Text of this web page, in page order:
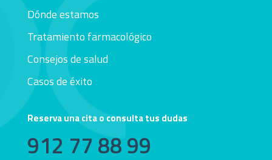
Dónde estamos
Tratamiento farmacológico
Consejos de salud
Casos de éxito
Reserva una cita o consulta tus dudas
912 77 88 99